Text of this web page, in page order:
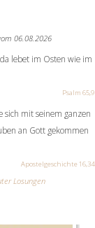
06.08.2026
lebet im Osten wie im
Psalm 65,9
sich mit seinem ganzen
an Gott gekommen
Apostelgeschichte 16,34
Losungen